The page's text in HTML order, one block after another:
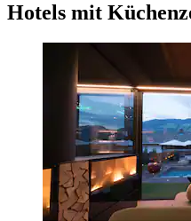
Hotels mit